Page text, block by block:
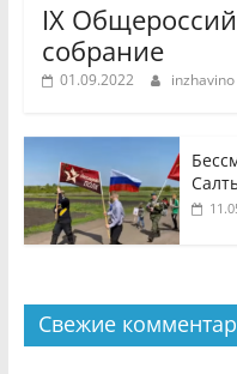
IX
собрание
01.09.2022 inzhavino
Свежие